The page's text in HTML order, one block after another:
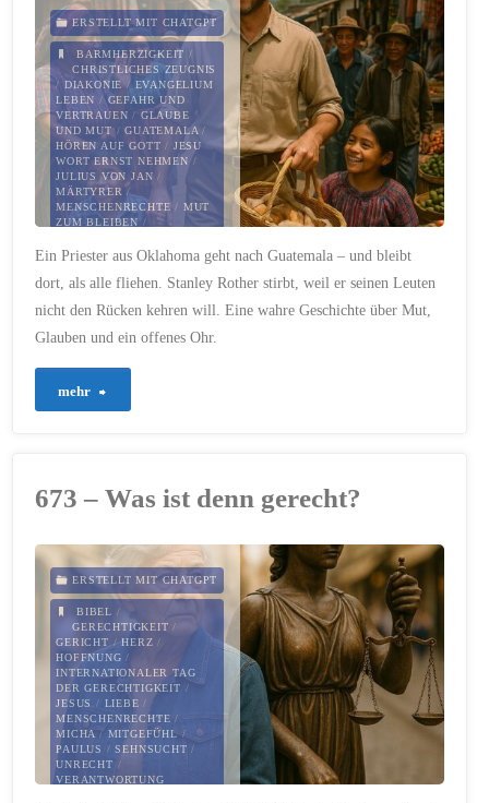
zu
machen"
ERSTELLT MIT CHATGPT
BARMHERZIGKEIT /
CHRISTLICHES ZEUGNIS
/ DIAKONIE/ EVANGELIUM
LEBEN /GEFAHR UND
VERTRAUEN / GLAUBE
UND MUT/GUATEMALA/
HÖREN AUF GOTT / JESU
WORT ERNST NEHMEN/
JULIUS VON JAN /
MÄRTYRER /
MENSCHENRECHTE / MUT
ZUM BLEIBEN /
STANLEY ROTHER
28. JULI 2025
Ein Priester aus Oklahoma geht nach Guatemala – und bleibt
dort, als alle fliehen. Stanley Rother stirbt, weil er seinen Leuten
nicht den Rücken kehren will. Eine wahre Geschichte über Mut,
Glauben und ein offenes Ohr.
mehr
Glaube,
der
bleibt"
673 – Was ist denn gerecht?
ERSTELLT MIT CHATGPT
BIBEL /
GERECHTIGKEIT /
GERICHT /HERZ /
HOFFNUNG /
INTERNATIONALER TAG
DER GERECHTIGKEIT /
JESUS / LIEBE /
MENSCHENRECHTE /
MICHA/ MITGEFÜHL /
PAULUS /SEHNSUCHT /
UNRECHT /
VERANTWORTUNG